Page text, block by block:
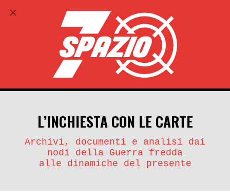
ABBONATI
search account_circle
L’INCHIESTA CON LE CARTE
Archivi, documenti e analisi dai
nodi della Guerra fredda
alle dinamiche del presente